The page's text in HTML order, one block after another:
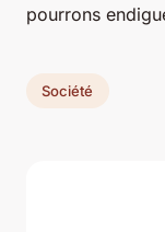
pourrons
Société